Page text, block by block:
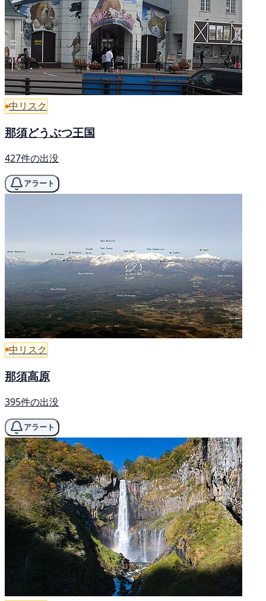
中リスク
那須どうぶつ王国
427件の出没
アラート
中リスク
那須高原
395件の出没
アラート